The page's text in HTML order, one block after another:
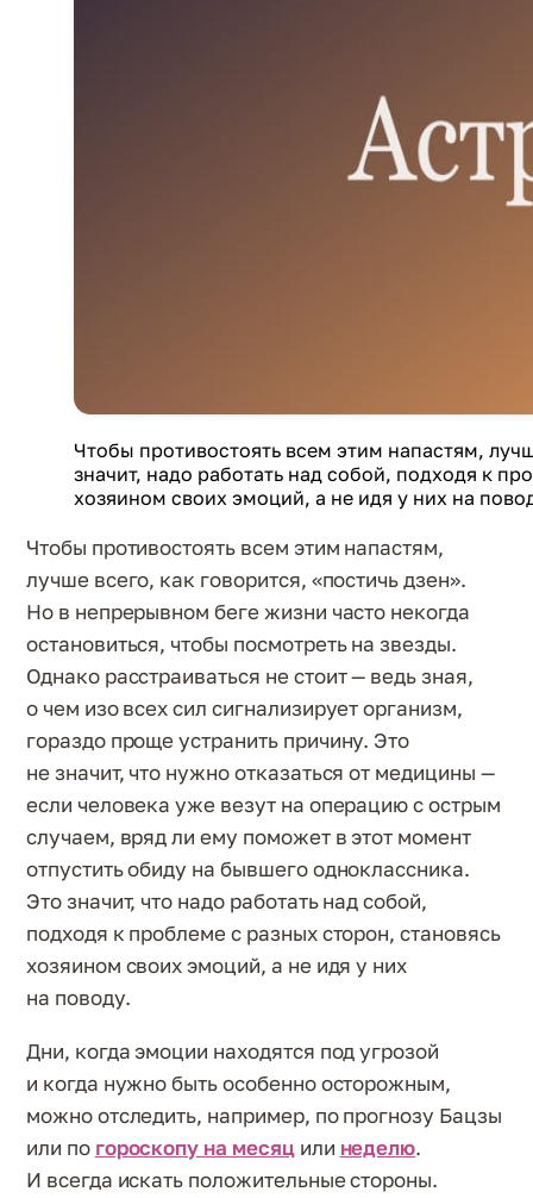
Чтобы противостоять всем этим напастям,
значит, надо работать над собой, подходя к
хозяином своих эмоций, а не идя у них на
Чтобы противостоять всем этим напастям,
лучше всего, как говорится, «постичь дзен».
Но в непрерывном беге жизни часто некогда
остановиться, чтобы посмотреть на звезды.
Однако расстраиваться не стоит — ведь зная,
о чем изо всех сил сигнализирует организм,
гораздо проще устранить причину. Это
не значит, что нужно отказаться от медицины —
если человека уже везут на операцию с острым
случаем, вряд ли ему поможет в этот момент
отпустить обиду на бывшего одноклассника.
Это значит, что надо работать над собой,
подходя к проблеме с разных сторон, становясь
хозяином своих эмоций, а не идя у них
на поводу.
Дни, когда эмоции находятся под угрозой
и когда нужно быть особенно осторожным,
можно отследить, например, по прогнозу Бацзы
или по гороскопу на месяцили неделю.
И всегда искать положительные стороны.